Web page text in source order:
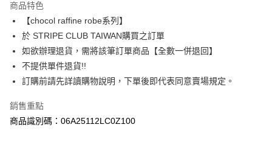
臺灣中小企業銀行
匯豐（台灣）商業銀行
聯邦商業銀行
遠東國際商業銀行
元大商業銀行
永豐商業銀行
玉山商業銀行
台灣樂天信用卡公司
Apple Pay
街口支付
悠遊付
Google Pay
相關說明
【大哥付你分期使用說明】
商品特色
【chocol raffine robe系列】
於 STRIPE CLUB TAIWAN購買之訂單
如欲辦理退貨，需將該筆訂單商品【全數一併退回】
不提供單件退貨!!
訂購前請先詳讀購物說明，下單後即代表同意賣場規定。
銷售重點
商品識別碼：06A25112LC0Z100